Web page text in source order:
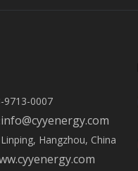
9713-0007
info@cyyenergy.com
Hangzhou, China